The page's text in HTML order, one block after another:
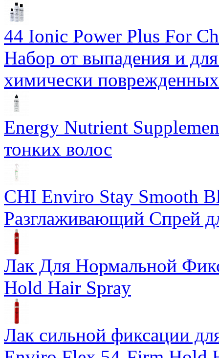
44 Ionic Power Plus For
Набор от выпадения и
химически
Energy Nutrient
тонких волос
CHI Enviro Stay Smooth
Разглаживающий Спрей
Лак Для Нормальной
Hold Hair Spray
Лак сильной фиксации